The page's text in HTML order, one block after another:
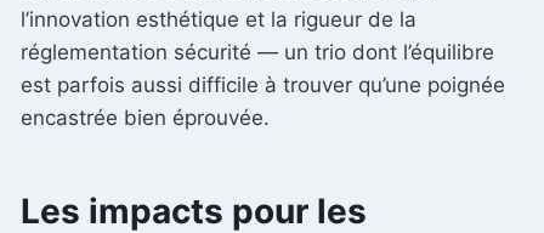
l’innovation esthétique et la rigueur de la
réglementation sécurité — un trio dont l’équilibre
est parfois aussi difficile à trouver qu’une poignée
encastrée bien éprouvée.
Les impacts pour les